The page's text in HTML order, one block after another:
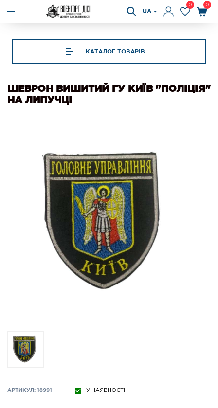
UA
0 0
КАТАЛОГ ТОВАРІВ
ШЕВРОН ВИШИТИЙ ГУ КИЇВ "ПОЛІЦІЯ"
НА ЛИПУЧЦІ
АРТИКУЛ: 18991 У НАЯВНОСТІ